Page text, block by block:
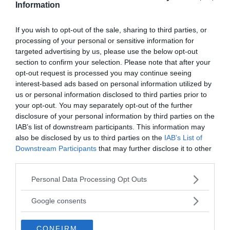
Information
If you wish to opt-out of the sale, sharing to third parties, or
processing of your personal or sensitive information for
targeted advertising by us, please use the below opt-out
section to confirm your selection. Please note that after your
opt-out request is processed you may continue seeing
interest-based ads based on personal information utilized by
us or personal information disclosed to third parties prior to
your opt-out. You may separately opt-out of the further
disclosure of your personal information by third parties on the
IAB’s list of downstream participants. This information may
also be disclosed by us to third parties on the IAB’s List of
Downstream Participants that may further disclose it to other
Please note that this website/app uses one or more Google
not limited to your visit or usage behaviour. You may click to
use your data for below specified purposes in below Google
Personal Data Processing Opt Outs
Google consents
CONFIRM
cosiddettiiperattivi
maggiore
autodisciplina autocontrolloinsegnato
in questi sport, come le arti marziali, riesce spesso ad
incidere sugliatteggiamenti negativimodificandoli:
dove non riescono la famiglia e la scuola, spesso può
intervenire lo sport.
Immagine | Pixabay
Continua a leggere dopo la pubblicità
da: CRESCITA PERSONALE PSICOLOGIA